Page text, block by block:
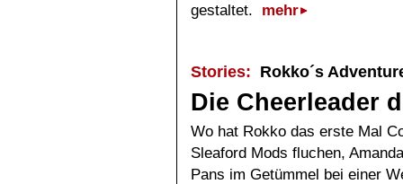
gestaltet.
mehr
Stories: Rokko´s
Die Cheerleader
Wo hat Rokko das erste Mal
Sleaford Mods fluchen,
Pans im Getümmel bei einer